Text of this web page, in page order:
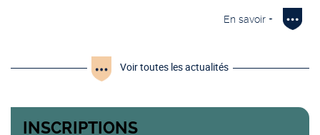
En savoir +
Voir toutes les actualités
INSCRIPTIONS